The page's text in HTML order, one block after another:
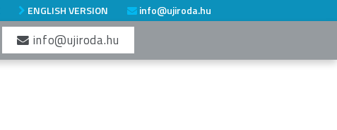
ENGLISH VERSION info@ujiroda.hu
info@ujiroda.hu